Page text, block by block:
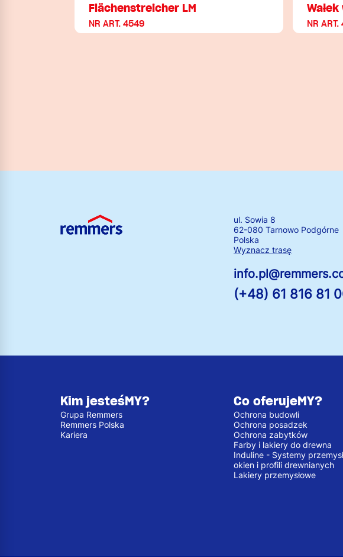
Flächenstreicher LM
NR ART. 4549 NR
ul. Sowia 8
62-080 Tarnowo Podgórne
Polska
Wyznacz trasę
(+48) 61 816 81
Kim jesteśMY?
Grupa Remmers
Remmers Polska
Kariera
Co oferujeMY?
Ochrona budowli
Ochrona posadzek
Ochrona zabytków
Farby i lakiery do drewna
Induline - Systemy
okien i profili drewnianych
Lakiery przemysłowe